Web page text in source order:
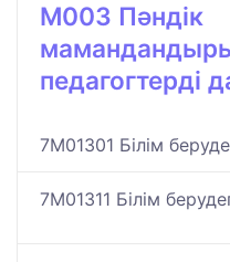
M003 Пәндік
педагогтерді
7M01301 Білім
7M01311 Білім